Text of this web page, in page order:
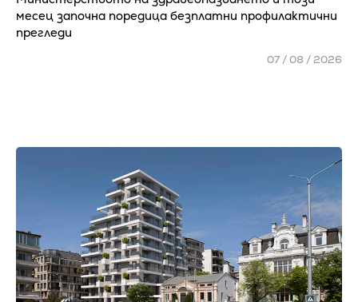
месец започна поредица безплатни профилактични
прегледи
07 / 08 / 2026